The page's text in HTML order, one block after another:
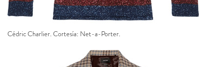
Cédric Charlier. Cortesía: Net-a-Porter.